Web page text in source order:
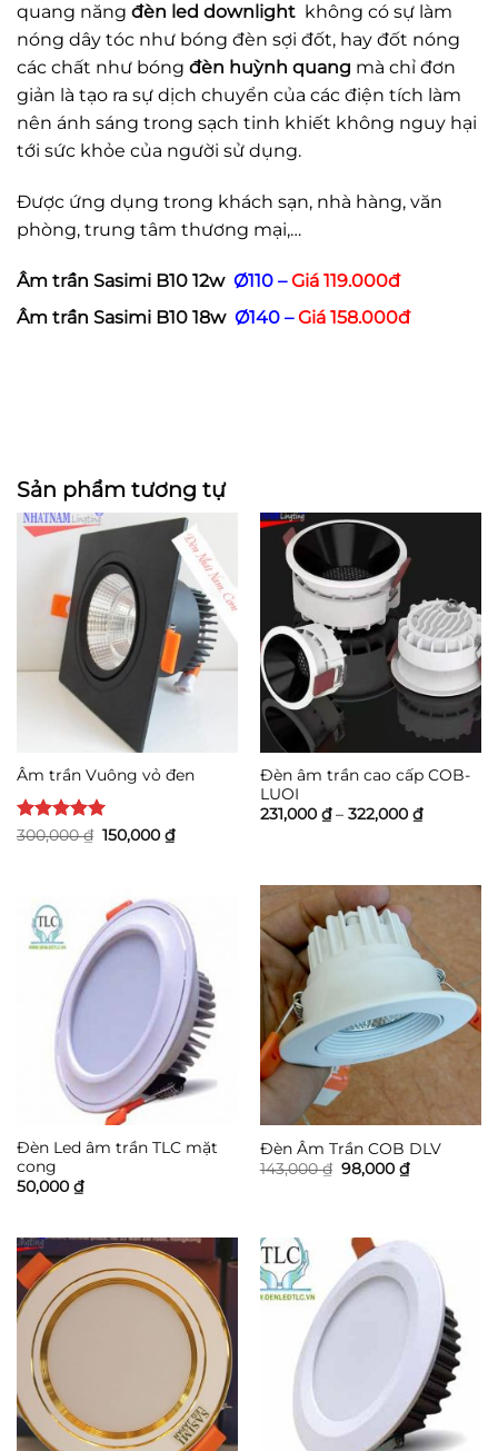
quang năng đèn led downlight không có sự làm
nóng dây tóc như bóng đèn sợi đốt, hay đốt nóng
các chất như bóng đèn huỳnh quang mà chỉ đơn
giản là tạo ra sự dịch chuyển của các điện tích làm
nên ánh sáng trong sạch tinh khiết không nguy hại
tới sức khỏe của người sử dụng.
Được ứng dụng trong khách sạn, nhà hàng, văn
phòng, trung tâm thương mại,…
Âm trần Sasimi B10 12w Ø110 –Giá 119.000đ
Âm trần Sasimi B10 18w Ø140 –Giá 158.000đ
Sản phẩm tương tự
Âm trần Vuông vỏ đen
Được xếp
300,000₫ Giá
gốc
150,000 ₫Giá
hiện
Đèn âm trần cao cấp COB-
LUOI
231,000 ₫ – 322,000 ₫Khoảng
giá:
322,000 ₫
Đèn Led âm trần TLC mặt
cong
50,000 ₫
Đèn Âm Trần COB DLV
143,000₫ Giá
gốc
98,000 ₫Giá
hiện